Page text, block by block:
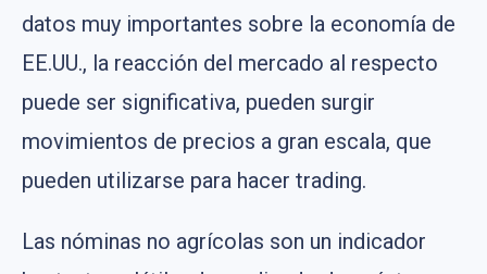
datos muy importantes sobre la economía de
EE.UU., la reacción del mercado al respecto
puede ser significativa, pueden surgir
movimientos de precios a gran escala, que
pueden utilizarse para hacer trading.
Las nóminas no agrícolas son un indicador